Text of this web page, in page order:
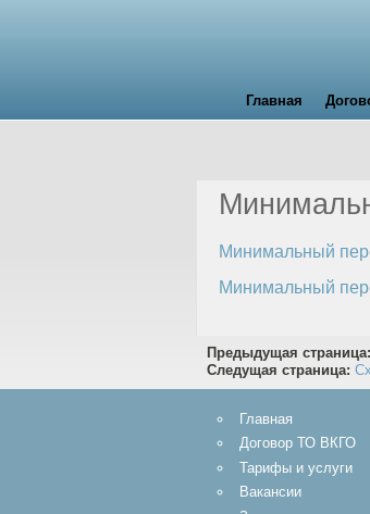
Главная
Минимальный
Минимальный
Предыдущая страница:
Следущая страница:
Главная
Договор ТО ВКГО
Тарифы и услуги
Вакансии